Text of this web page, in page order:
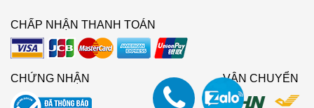
CHẤP NHẬN THANH TOÁN
VẬN CHUYỂN
CHỨNG NHẬN